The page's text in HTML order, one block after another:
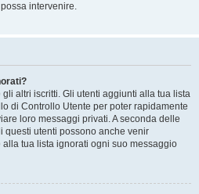
intervenire.
altri iscritti. Gli utenti aggiunti alla tua lista
di Controllo Utente per poter rapidamente
loro messaggi privati. A seconda delle
questi utenti possono anche venir
tua lista ignorati ogni suo messaggio